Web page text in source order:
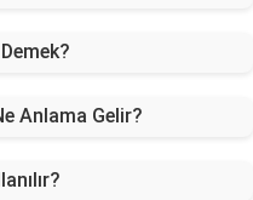
Anlama Gelir?